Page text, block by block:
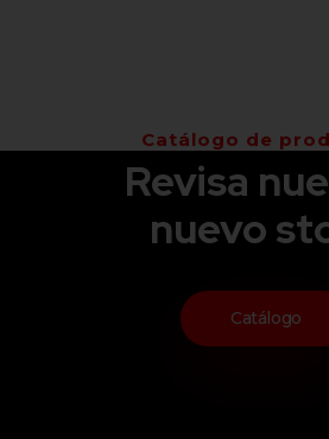
Catálogo de
Revisa
nuevo
Catálogo